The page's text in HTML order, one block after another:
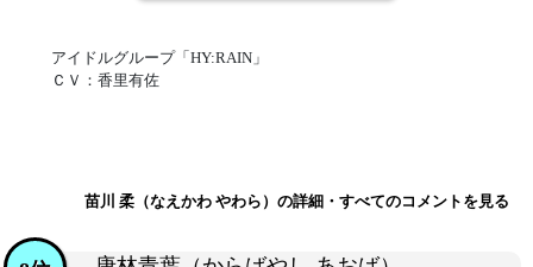
アイドルグループ「HY:RAIN」
ＣＶ：香里有佐
苗川 柔（なえかわ やわら）の詳細・すべてのコメントを見る